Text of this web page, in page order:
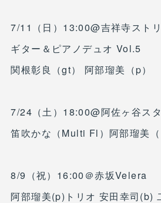
7/11（日）13:00@吉祥寺スト
ギター＆ピアノデュオ Vol.5
関根彰良（gt） 阿部瑠美（p）
7/24（土）18:00@阿佐ヶ谷ス
笛吹かな（Multi Fl）阿部瑠美（
8/9（祝）16:00＠赤坂Velera
阿部瑠美(p)トリオ 安田幸司(b)